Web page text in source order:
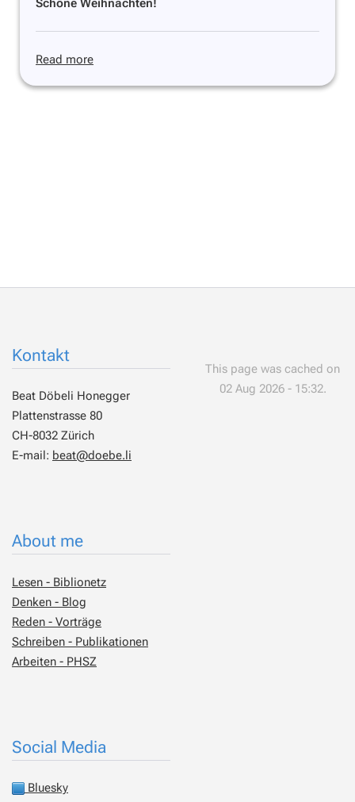
Read more
Kontakt
Beat Döbeli Honegger
Plattenstrasse 80
CH-8032 Zürich
E-mail: beat@doebe.li
About me
Lesen - Biblionetz
Denken - Blog
Reden - Vorträge
Schreiben - Publikationen
Arbeiten - PHSZ
Social Media
Bluesky
This page was cached on
02 Aug 2026 - 15:32.